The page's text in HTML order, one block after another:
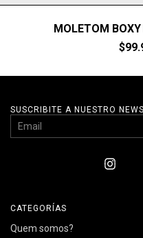
MOLETOM
SUSCRIBITE A NUESTRO
CATEGORÍAS
Quem somos?